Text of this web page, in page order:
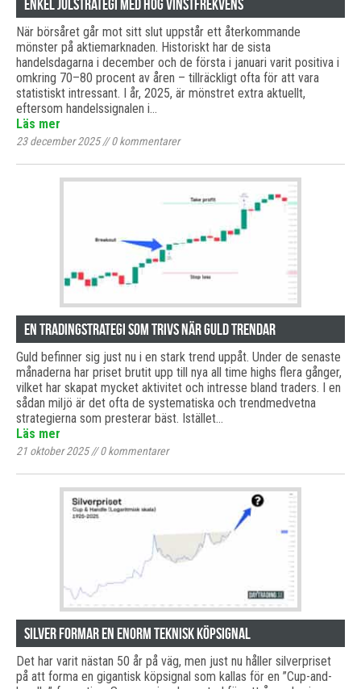
Enkel julstrategi med hög vinstfrekvens
När börsåret går mot sitt slut uppstår ett återkommande
mönster på aktiemarknaden. Historiskt har de sista
handelsdagarna i december och de första i januari varit positiva i
omkring 70–80 procent av åren – tillräckligt ofta för att vara
statistiskt intressant. I år, 2025, är mönstret extra aktuellt,
eftersom handelssignalen i…
Läs mer
23 december 2025//0kommentarer
En tradingstrategi som trivs när guld trendar
Guld befinner sig just nu i en stark trend uppåt. Under de senaste
månaderna har priset brutit upp till nya all time highs flera gånger,
vilket har skapat mycket aktivitet och intresse bland traders. I en
sådan miljö är det ofta de systematiska och trendmedvetna
strategierna som presterar bäst. Istället…
Läs mer
21 oktober 2025//0kommentarer
Silver formar en enorm teknisk köpsignal
Det har varit nästan 50 år på väg, men just nu håller silverpriset
på att forma en gigantisk köpsignal som kallas för en ”Cup-and-